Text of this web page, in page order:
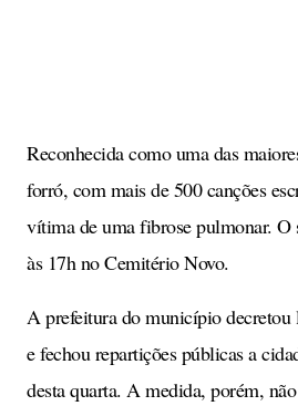
Reconhecida como uma das
forró, com mais de 500 canções
vítima de uma fibrose pulmonar. O
às 17h no Cemitério Novo.
A prefeitura do município
e fechou repartições públicas a
desta quarta. A medida, porém,